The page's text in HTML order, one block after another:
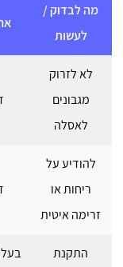
מה לבדוק /
לעשות
לא לזרוק
מגבונים
לאסלה
להודיע על
ריחות או
זרימה איטית
התקנת